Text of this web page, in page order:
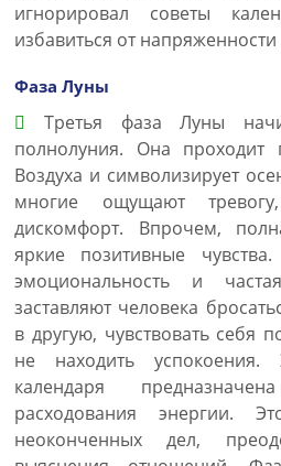
игнорировал советы
избавиться от
Фаза Луны
Третья фаза Луны
полнолуния. Она проходит
Воздуха и символизирует
многие ощущают
дискомфорт. Впрочем,
яркие позитивные
эмоциональность и
заставляют человека
в другую, чувствовать себя
не находить успокоения.
календаря
расходования энергии.
неоконченных дел,